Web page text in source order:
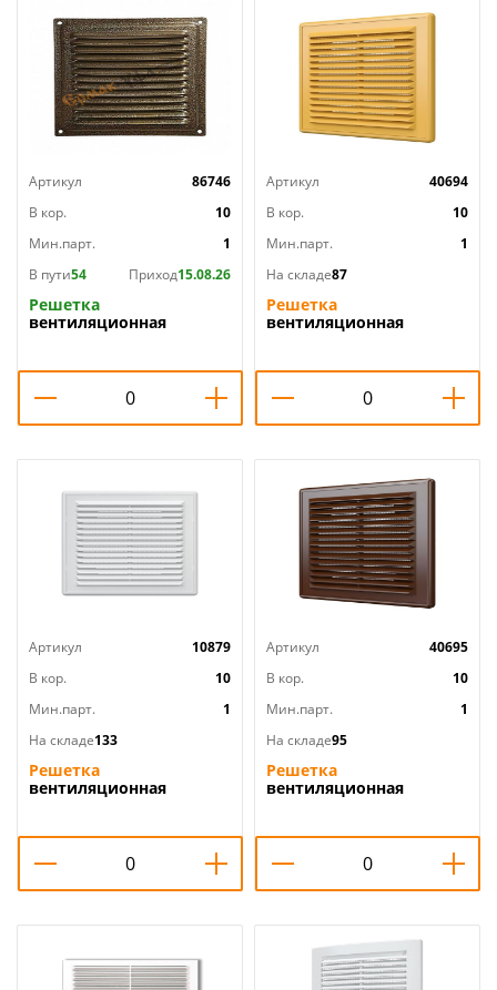
Артикул
86746
В кор.
10
Мин.парт.
1
В пути54 Приход15.08.26
Решетка
вентиляционная
150x150ВРС, медь
0,7х15х15 Эвент, 1/13
Артикул
40694
В кор.
10
Мин.парт.
1
На складе87
Решетка
вентиляционная
БЕЖЕВЫЙ 1515Р беж
ERA, 1/60
Артикул
10879
В кор.
10
Мин.парт.
1
На складе133
Решетка
вентиляционная
1515Р ERA, 1/60
Артикул
40695
В кор.
10
Мин.парт.
1
На складе95
Решетка
вентиляционная
КОРИЧНЕВЫЙ 1515Р кор
ERA, 1/60